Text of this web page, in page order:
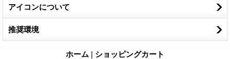
アイコンについて
推奨環境
ホーム | ショッピングカート